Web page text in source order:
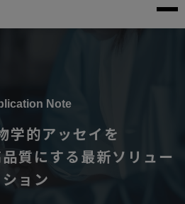
製品一覧
ビス・サポート
導入事例
企業情報
Note
学的アッセイを
質にする最新ソリュー
ション